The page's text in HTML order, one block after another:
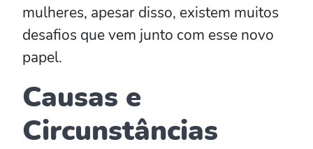
mulheres, apesar disso, existem muitos
desafios que vem junto com esse novo
papel.
Causas e
Circunstâncias